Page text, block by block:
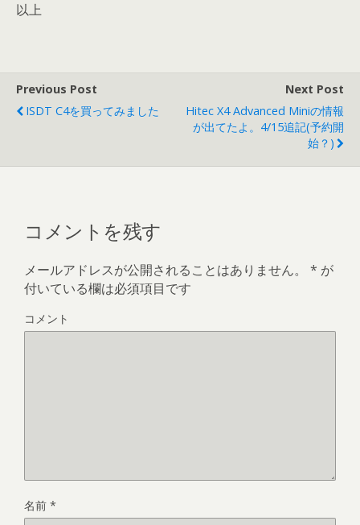
以上
Previous Post
ISDT C4を買ってみました
Next Post
Hitec X4 Advanced Miniの情報
が出てたよ。4/15追記(予約開
始？)
コメントを残す
メールアドレスが公開されることはありません。 * が
付いている欄は必須項目です
コメント
名前 *